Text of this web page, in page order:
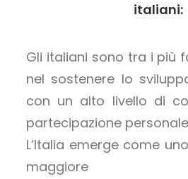
italiani:
Gli italiani sono tra i più
nel sostenere lo
con un alto livello di
partecipazione
L’Italia emerge come
maggiore